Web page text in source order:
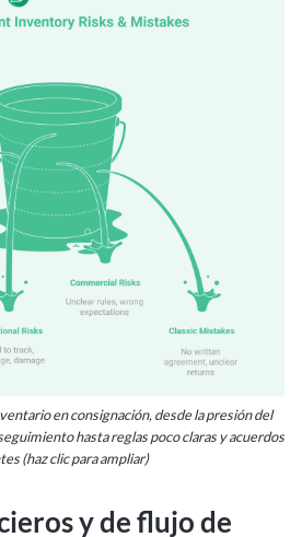
en consignación, desde la presión del
hasta reglas poco claras y acuerdos
(haz clic para ampliar)
y de flujo de